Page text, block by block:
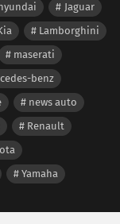
Jaguar
Lamborghini
maserati
benz
news auto
Renault
Yamaha